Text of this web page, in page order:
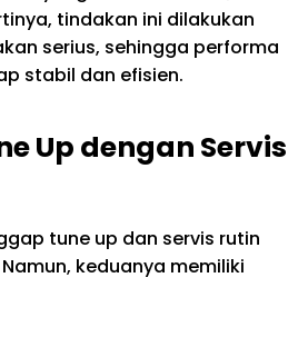
tindakan ini dilakukan
serius, sehingga performa
stabil dan efisien.
Up dengan Servis
tune up dan servis rutin
keduanya memiliki